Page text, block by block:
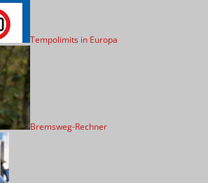
Tempolimits in Europa
Bremsweg-Rechner